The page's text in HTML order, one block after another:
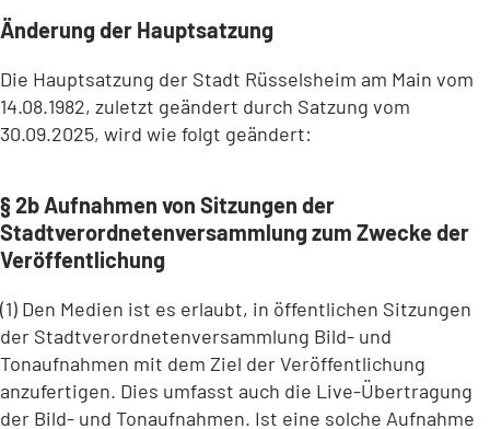
Änderung der Hauptsatzung
Die Hauptsatzung der Stadt Rüsselsheim am Main vom
14.08.1982, zuletzt geändert durch Satzung vom
30.09.2025, wird wie folgt geändert:
§ 2b Aufnahmen von Sitzungen der
Stadtverordnetenversammlung zum Zwecke der
Veröffentlichung
(1) Den Medien ist es erlaubt, in öffentlichen Sitzungen
der Stadtverordnetenversammlung Bild- und
Tonaufnahmen mit dem Ziel der Veröffentlichung
anzufertigen. Dies umfasst auch die Live-Übertragung
der Bild- und Tonaufnahmen. Ist eine solche Aufnahme